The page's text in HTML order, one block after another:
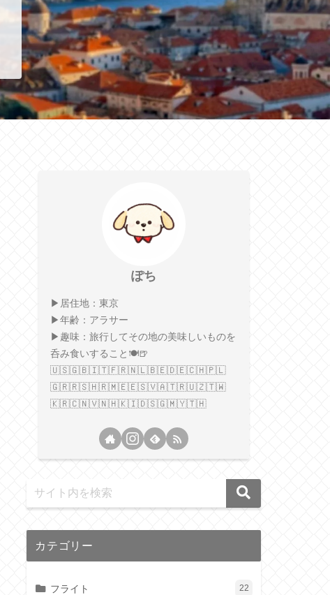
ぽち
▶︎居住地：東京
▶︎年齢：アラサー
▶︎趣味：旅行してその地の美味しいものを
呑み食いすること🍽️🍺
🇺🇸🇬🇧🇮🇹🇫🇷🇳🇱🇧🇪🇩🇪🇨🇭🇵🇱
🇬🇷🇷🇸🇭🇷🇲🇪🇪🇸🇻🇦🇹🇷🇺🇿🇹🇼
🇰🇷🇨🇳🇻🇳🇭🇰🇮🇩🇸🇬🇲🇾🇹🇭
カテゴリー
フライト 22